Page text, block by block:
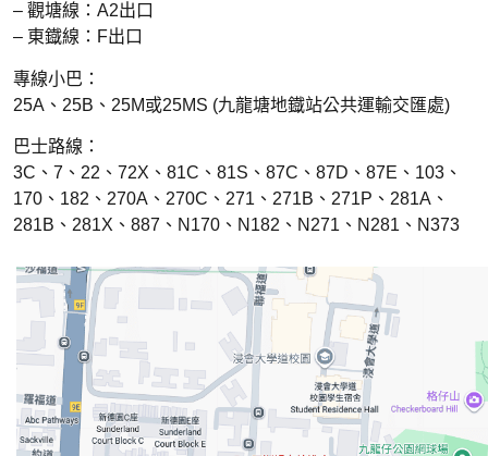
– 觀塘線：A2出口
– 東鐡線：F出口
專線小巴：
25A、25B、25M或25MS (九龍塘地鐡站公共運輸交匯處)
巴士路線：
3C、7、22、72X、81C、81S、87C、87D、87E、103、
170、182、270A、270C、271、271B、271P、281A、
281B、281X、887、N170、N182、N271、N281、N373